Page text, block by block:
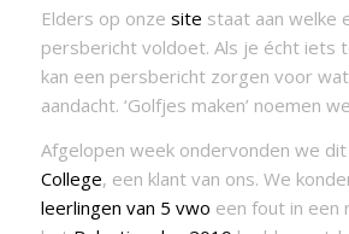
Elders op onze site staat aan welke
persbericht voldoet. Als je écht iets
kan een persbericht zorgen voor
aandacht. ‘Golfjes maken’ noemen
Afgelopen week ondervonden we
College, een klant van ons. We
leerlingen van 5 vwo een fout in een